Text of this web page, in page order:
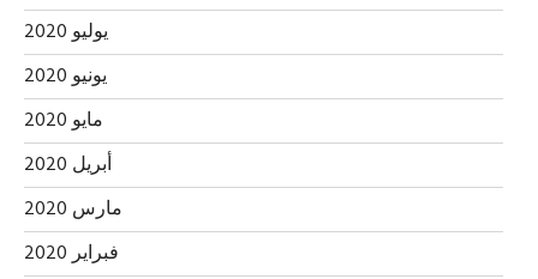
يوليو 2020
يونيو 2020
مايو 2020
أبريل 2020
مارس 2020
فبراير 2020